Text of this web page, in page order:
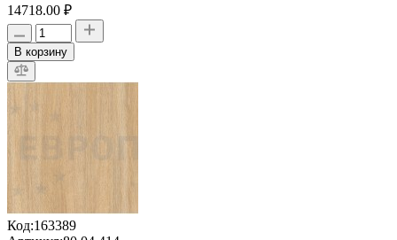
14718.00 ₽
В корзину
Код:163389